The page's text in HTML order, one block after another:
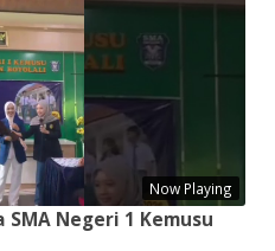
Now Playing
SMA Negeri 1 Kemusu